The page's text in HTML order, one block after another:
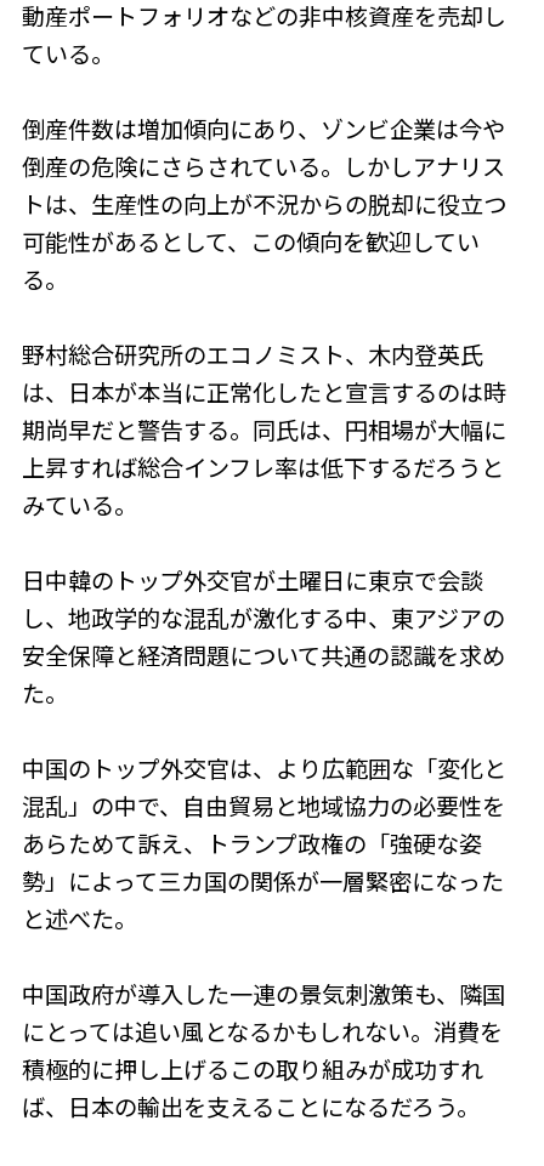
動産ポートフォリオなどの非中核資産を売却し
ている。
倒産件数は増加傾向にあり、ゾンビ企業は今や
倒産の危険にさらされている。しかしアナリス
トは、生産性の向上が不況からの脱却に役立つ
可能性があるとして、この傾向を歓迎してい
る。
野村総合研究所のエコノミスト、木内登英氏
は、日本が本当に正常化したと宣言するのは時
期尚早だと警告する。同氏は、円相場が大幅に
上昇すれば総合インフレ率は低下するだろうと
みている。
日中韓のトップ外交官が土曜日に東京で会談
し、地政学的な混乱が激化する中、東アジアの
安全保障と経済問題について共通の認識を求め
た。
中国のトップ外交官は、より広範囲な「変化と
混乱」の中で、自由貿易と地域協力の必要性を
あらためて訴え、トランプ政権の「強硬な姿
勢」によって三カ国の関係が一層緊密になった
と述べた。
中国政府が導入した一連の景気刺激策も、隣国
にとっては追い風となるかもしれない。消費を
積極的に押し上げるこの取り組みが成功すれ
ば、日本の輸出を支えることになるだろう。